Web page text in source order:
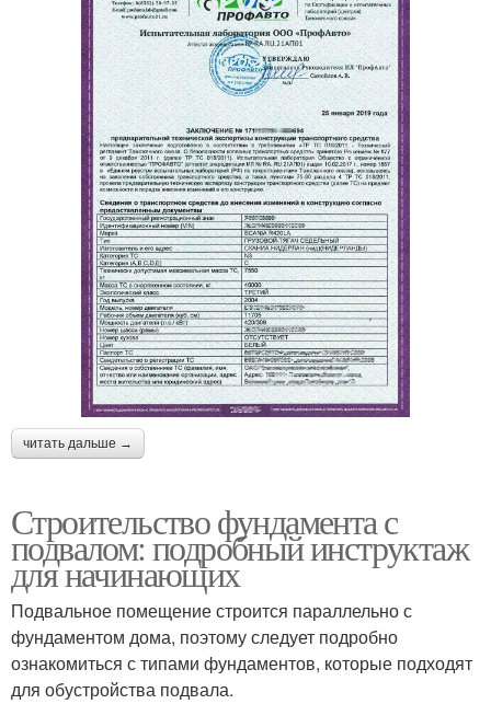
читать дальше →
Строительство фундамента с
подвалом: подробный инструктаж
для начинающих
Подвальное помещение строится параллельно с
фундаментом дома, поэтому следует подробно
ознакомиться с типами фундаментов, которые подходят
для обустройства подвала.